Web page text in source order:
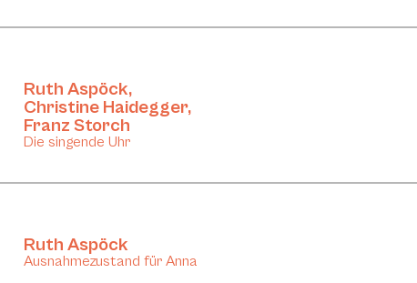
Ruth Aspöck,
Christine Haidegger,
Franz Storch
Die singende Uhr
Ruth Aspöck
Ausnahmezustand für Anna